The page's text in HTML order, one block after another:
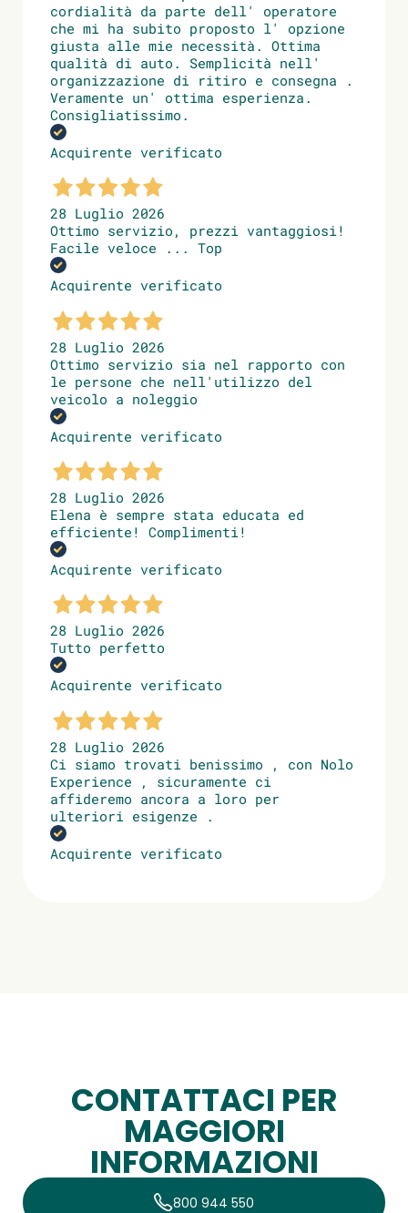
cordialità da parte dell' operatore
che mi ha subito proposto l' opzione
giusta alle mie necessità. Ottima
qualità di auto. Semplicità nell'
organizzazione di ritiro e consegna .
Veramente un' ottima esperienza.
Consigliatissimo.
Acquirente verificato
28 Luglio 2026
Ottimo servizio, prezzi vantaggiosi!
Facile veloce ... Top
Acquirente verificato
28 Luglio 2026
Ottimo servizio sia nel rapporto con
le persone che nell'utilizzo del
veicolo a noleggio
Acquirente verificato
28 Luglio 2026
Elena è sempre stata educata ed
efficiente! Complimenti!
Acquirente verificato
28 Luglio 2026
Tutto perfetto
Acquirente verificato
28 Luglio 2026
Ci siamo trovati benissimo , con Nolo
Experience , sicuramente ci
affideremo ancora a loro per
ulteriori esigenze .
Acquirente verificato
CONTATTACI PER
MAGGIORI
INFORMAZIONI
800 944 550